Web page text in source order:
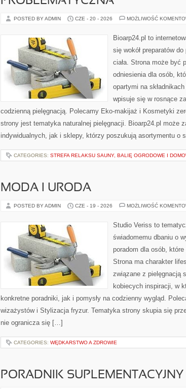
POSTED BY ADMIN CZE - 20 - 2026 MOŻLIWOŚĆ
Bioarp24.pl to
się wokół preparatów
ciała. Strona może być
odniesienia dla osób,
opartymi na
wpisuje się w rosnące
codzienną pielęgnacją. Polecamy Eko-makijaż i Kosmetyki
strony jest tematyka naturalnej pielęgnacji. Bioarp24.pl może
indywidualnych, jak i sklepy, którzy poszukują asortymentu o
CATEGORIES: STREFA RELAKSU SAUNY, BALIĘ OGRODOWE I
MODA I URODA
POSTED BY ADMIN CZE - 19 - 2026 MOŻLIWOŚĆ
Studio Veriss to
świadomemu dbaniu o
poradom dla osób,
Strona ma charakter
związane z pielęgnacją
kobiecych inspiracji, w
konkretne poradniki, jak i pomysły na codzienny wygląd.
wizażystów i Stylizacja fryzur. Tematyka strony skupia się
nie ogranicza się […]
CATEGORIES: WĘDKARSTWO A ZDROWIE
PORADNIK SUPLEMENTACYJNY